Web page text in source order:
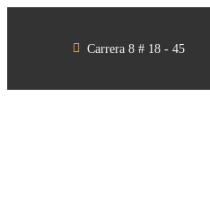
 Carrera 8 # 18 - 45